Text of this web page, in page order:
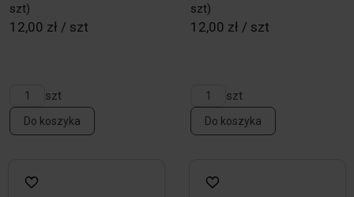
szt)
12,00 zł / szt
szt
Do koszyka
szt)
12,00 zł / szt
szt
Do koszyka